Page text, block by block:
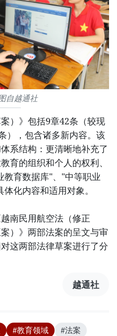
自越通社
）》包括9章42条（较现
），包含诸多新内容。该
系结构：更清晰地补充了
育的组织和个人的权利、
教育数据库"、"中等职业
化内容和适用对象。
南民用航空法（修正
）》两部法案的呈文与审
这两部法律草案进行了分
越通社
#教育领域
#法案